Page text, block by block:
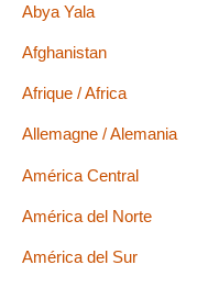
Abya Yala
Afghanistan
Afrique / Africa
Allemagne / Alemania
América Central
América del Norte
América del Sur